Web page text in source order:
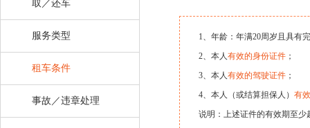
取／还车
服务类型
租车条件
事故／违章处理
1、年龄：年满20周岁且具有
2、本人有效的身份证件 ；
3、本人有效的驾驶证件 ；
4、本人（或结算担保人） 有
说明：上述证件的有效期至